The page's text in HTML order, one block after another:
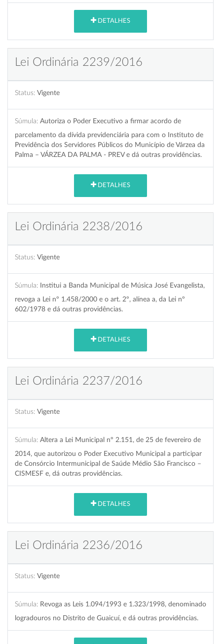
DETALHES
Lei Ordinária 2239/2016
Status: Vigente
Súmula: Autoriza o Poder Executivo a firmar acordo de
parcelamento da dívida previdenciária para com o Instituto de
Previdência dos Servidores Públicos do Município de Várzea da
Palma – VÁRZEA DA PALMA - PREV e dá outras providências.
DETALHES
Lei Ordinária 2238/2016
Status: Vigente
Súmula: Institui a Banda Municipal de Música José Evangelista,
revoga a Lei nº 1.458/2000 e o art. 2º, alínea a, da Lei nº
602/1978 e dá outras providências.
DETALHES
Lei Ordinária 2237/2016
Status: Vigente
Súmula: Altera a Lei Municipal nº 2.151, de 25 de fevereiro de
2014, que autorizou o Poder Executivo Municipal a participar
de Consórcio Intermunicipal de Saúde Médio São Francisco –
CISMESF e, dá outras providências.
DETALHES
Lei Ordinária 2236/2016
Status: Vigente
Súmula: Revoga as Leis 1.094/1993 e 1.323/1998, denominado
logradouros no Distrito de Guaicuí, e dá outras providências.